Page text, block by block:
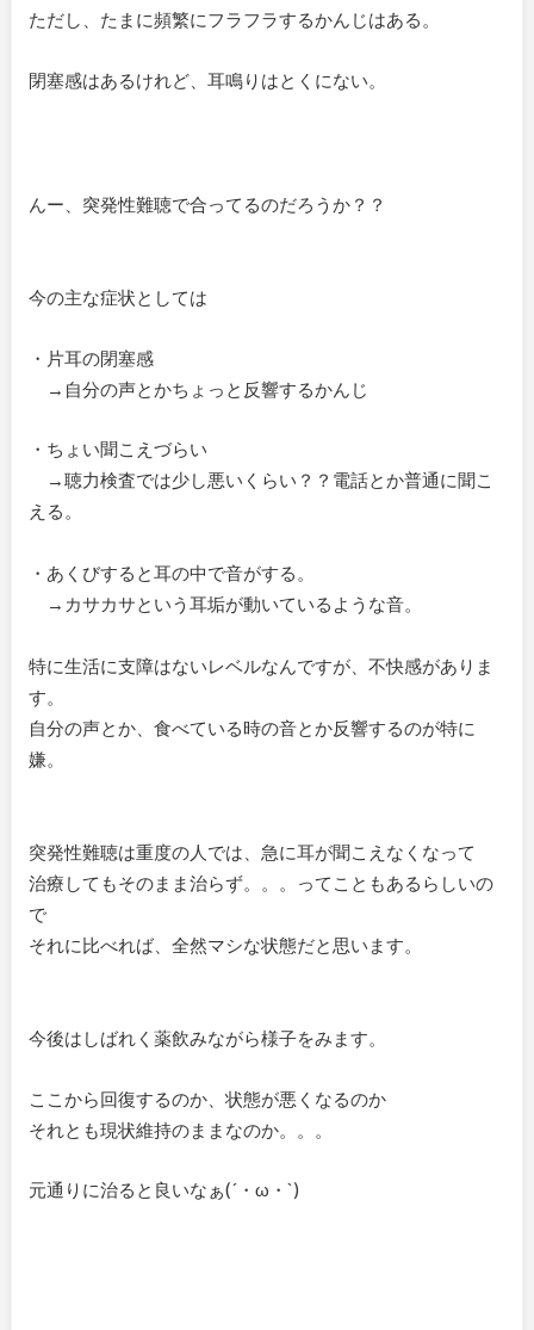
ただし、たまに頻繁にフラフラするかんじはある。
閉塞感はあるけれど、耳鳴りはとくにない。
んー、突発性難聴で合ってるのだろうか？？
今の主な症状としては
・片耳の閉塞感
→自分の声とかちょっと反響するかんじ
・ちょい聞こえづらい
→聴力検査では少し悪いくらい？？電話とか普通に聞こ
える。
・あくびすると耳の中で音がする。
→カサカサという耳垢が動いているような音。
特に生活に支障はないレベルなんですが、不快感がありま
す。
自分の声とか、食べている時の音とか反響するのが特に
嫌。
突発性難聴は重度の人では、急に耳が聞こえなくなって
治療してもそのまま治らず。。。ってこともあるらしいの
で
それに比べれば、全然マシな状態だと思います。
今後はしばれく薬飲みながら様子をみます。
ここから回復するのか、状態が悪くなるのか
それとも現状維持のままなのか。。。
元通りに治ると良いなぁ(´・ω・`)